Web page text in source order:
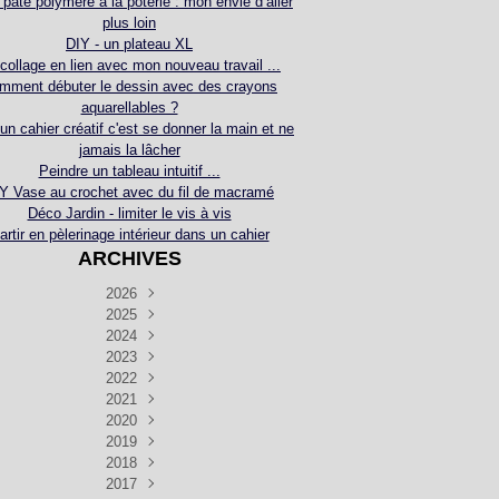
plus loin
DIY - un plateau XL
en lien avec mon nouveau travail ...
débuter le dessin avec des crayons
aquarellables ?
cahier créatif c'est se donner la main et ne
jamais la lâcher
Peindre un tableau intuitif ...
Vase au crochet avec du fil de macramé
Déco Jardin - limiter le vis à vis
en pèlerinage intérieur dans un cahier
ARCHIVES
2026
Juillet(5)
Juin
(4)
Mai
(3)
Avril
(3)
Mars
(3)
Janvier(1)
2025
Décembre
Novembre
Octobre
Septembre
Août
(1)
Juillet(2)
Juin
(1)
Mai
(1)
2024
Décembre
Novembre
Octobre
Septembre
Août
(2)
Juillet(4)
Juin
(4)
2023
Décembre
Novembre
Octobre
Septembre
Août
(2)
Juillet(1)
2022
Décembre
Novembre
Octobre
Septembre
Août
(4)
2021
Décembre
Novembre
Septembre
Août
(2)
2020
Décembre
Novembre
Octobre
2019
Décembre
Novembre
2018
Décembre
2017